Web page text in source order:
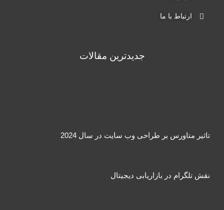
ارتباط با ما
جدیدترین مقالات
تاثیر متاورس بر طراحی وب سایت در سال 2024
نقش تلگرام در بازاریابی دیجیتال